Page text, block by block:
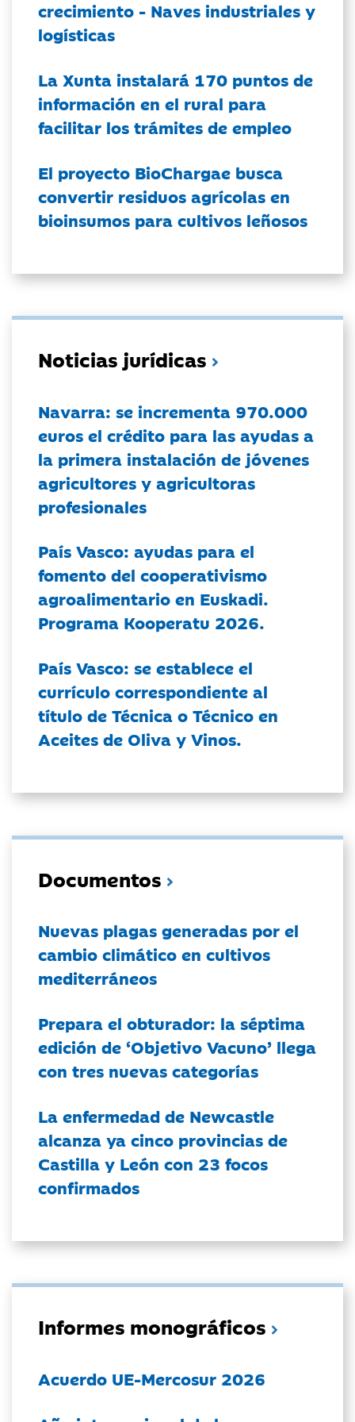
crecimiento - Naves industriales y
logísticas
La Xunta instalará 170 puntos de
información en el rural para
facilitar los trámites de empleo
El proyecto BioChargae busca
convertir residuos agrícolas en
bioinsumos para cultivos leñosos
Noticias jurídicas
Navarra: se incrementa 970.000
euros el crédito para las ayudas a
la primera instalación de jóvenes
agricultores y agricultoras
profesionales
País Vasco: ayudas para el
fomento del cooperativismo
agroalimentario en Euskadi.
Programa Kooperatu 2026.
País Vasco: se establece el
currículo correspondiente al
título de Técnica o Técnico en
Aceites de Oliva y Vinos.
Documentos
Nuevas plagas generadas por el
cambio climático en cultivos
mediterráneos
Prepara el obturador: la séptima
edición de ‘Objetivo Vacuno’ llega
con tres nuevas categorías
La enfermedad de Newcastle
alcanza ya cinco provincias de
Castilla y León con 23 focos
confirmados
Informes monográficos
Acuerdo UE-Mercosur 2026